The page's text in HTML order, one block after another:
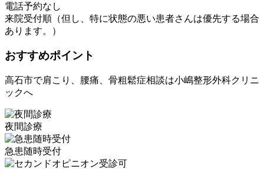
電話予約なし
来院受付順（但し、特に状態の悪い患者さんは優先する場合
あります。）
おすすめポイント
高石市で肩こり、腰痛、骨粗鬆症相談は小嶋整形外科クリニ
ックへ
夜間診療
急患随時受付